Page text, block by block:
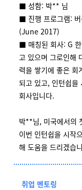
■ 성함: 박** 님
■ 진행 프로그램:
(June 2017)
■ 매칭된 회사: G
고 있으며 그로인해
력을 쌓기에 좋은 회
되고 있고, 인턴쉽을
회사입니다.
박**님, 미국에서의
이번 인턴쉽을 시작
해 도움을 드리겠습
취업 멘토링